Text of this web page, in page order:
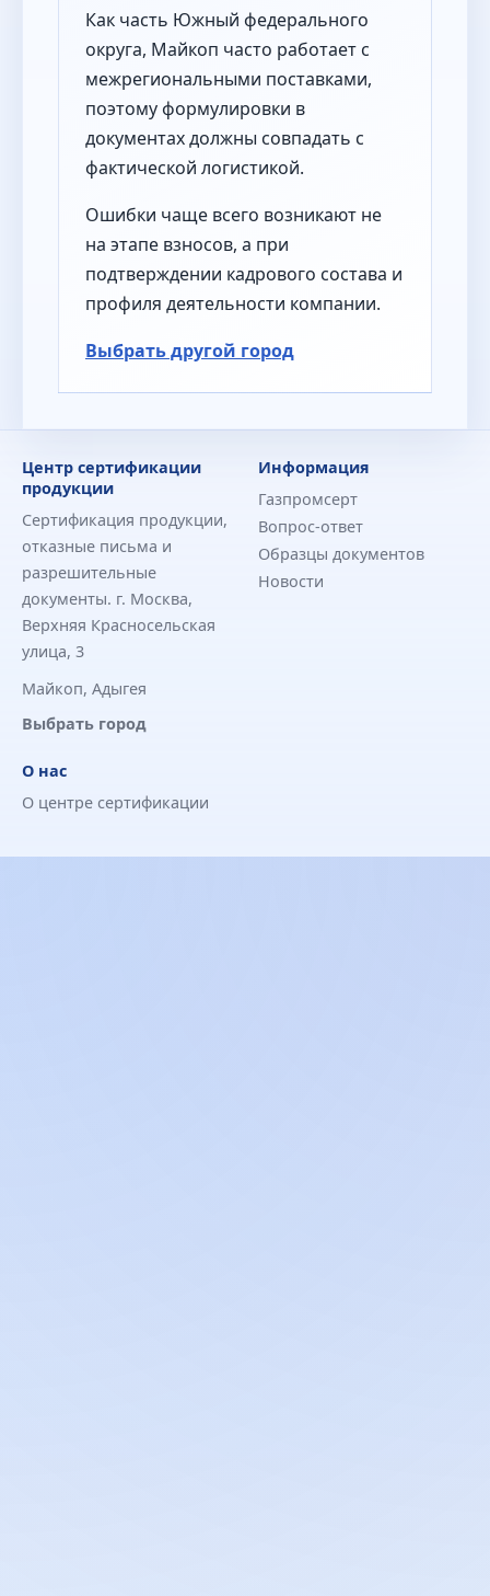
Как часть Южный федерального
округа, Майкоп часто работает с
межрегиональными поставками,
поэтому формулировки в
документах должны совпадать с
фактической логистикой.
Ошибки чаще всего возникают не
на этапе взносов, а при
подтверждении кадрового состава и
профиля деятельности компании.
Выбрать другой город
Центр сертификации
продукции
Сертификация продукции,
отказные письма и
разрешительные
документы. г. Москва,
Верхняя Красносельская
улица, 3
Майкоп, Адыгея
Выбрать город
Информация
Газпромсерт
Вопрос-ответ
Образцы документов
Новости
О нас
О центре сертификации